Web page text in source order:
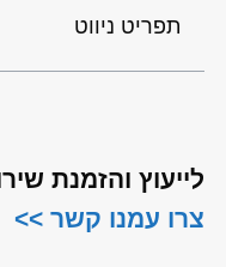
תפריט ניווט
לייעוץ והזמנת
צרו עמנו קשר >>